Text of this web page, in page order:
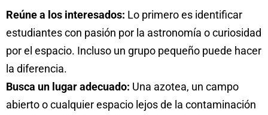
Reúne a los interesados: Lo primero es identificar
estudiantes con pasión por la astronomía o curiosidad
por el espacio. Incluso un grupo pequeño puede hacer
la diferencia.
Busca un lugar adecuado: Una azotea, un campo
abierto o cualquier espacio lejos de la contaminación